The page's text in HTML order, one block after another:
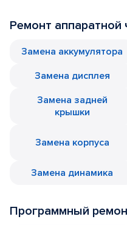
Ремонт аппаратной
Замена аккумулятора
Замена дисплея
Замена задней
крышки
Замена корпуса
Замена динамика
Программный